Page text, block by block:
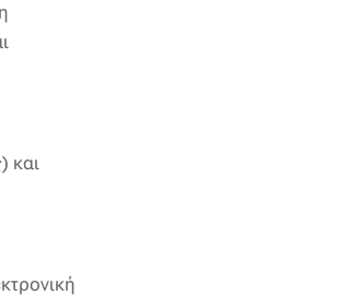
και